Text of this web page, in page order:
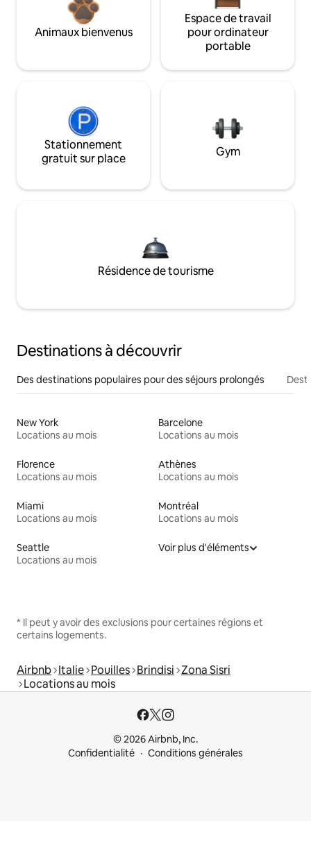
Animaux bienvenus
Espace de travail
pour ordinateur
portable
Stationnement
gratuit sur place
Gym
Résidence de tourisme
Destinations à découvrir
Des destinations populaires pour des séjours prolongés
New York
Locations au mois
Barcelone
Locations au mois
Florence
Locations au mois
Athènes
Locations au mois
Miami
Locations au mois
Montréal
Locations au mois
Seattle
Locations au mois
Voir plus d'éléments
* Il peut y avoir des exclusions pour certaines régions et
certains logements.
Airbnb Italie Pouilles Brindisi Zona Sisri
Locations au mois
© 2026 Airbnb, Inc.
Confidentialité
Conditions générales